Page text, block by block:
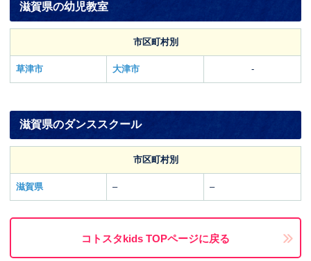
滋賀県の幼児教室
市区町村別
草津市 大津市 -
滋賀県のダンススクール
市区町村別
滋賀県 – –
コトスタkids TOPページに戻る